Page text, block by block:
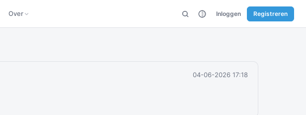
Over Inloggen Registreren
04-06-2026 17:18